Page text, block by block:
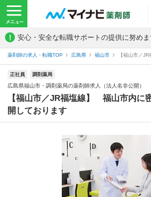
! 安心・安全な転職サポートの提供に努めま
薬剤師の求人・転職TOP 広島県 福山市 【福山市／
正社員 調剤薬局
広島県福山市・調剤薬局の薬剤師求人（法人名非公開）
【福山市／JR福塩線】 福山市内に
開しております